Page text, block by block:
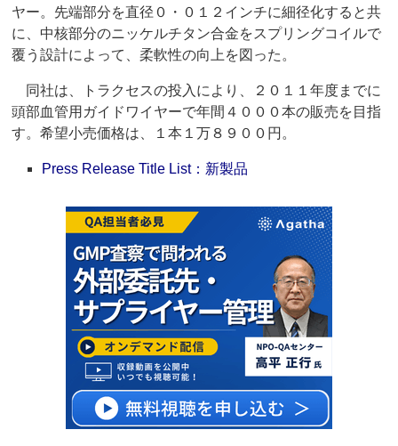
ヤー。先端部分を直径０・０１２インチに細径化すると共
に、中核部分のニッケルチタン合金をスプリングコイルで
覆う設計によって、柔軟性の向上を図った。
同社は、トラクセスの投入により、２０１１年度までに
頭部血管用ガイドワイヤーで年間４０００本の販売を目指
す。希望小売価格は、１本１万８９００円。
Press Release Title List：新製品